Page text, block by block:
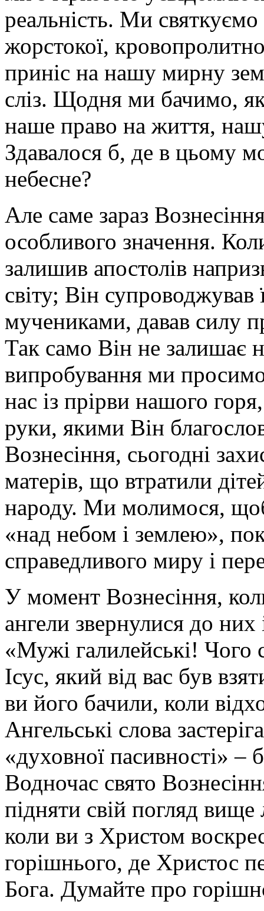
реальність. Ми
жорстокої,
приніс на нашу мирну
сліз. Щодня ми бачимо,
наше право на життя,
Здавалося б, де в цьому
небесне?
Але саме зараз
особливого значення.
залишив апостолів
світу; Він супроводжував
мучениками, давав силу
Так само Він не залишає
випробування ми
нас із прірви нашого
руки, якими Він
Вознесіння, сьогодні
матерів, що втратили
народу. Ми молимося,
«над небом і землею»,
справедливого миру і
У момент Вознесіння,
ангели звернулися до
«Мужі галилейські! Чого
Ісус, який від вас був
ви його бачили, коли
Ангельські слова
«духовної пасивності» –
Водночас свято
підняти свій погляд вище
коли ви з Христом
горішнього, де Христос
Бога. Думайте про